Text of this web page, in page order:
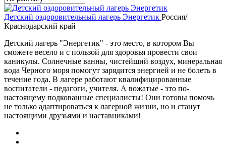
Детский оздоровительный лагерь Энергетик Россия/
Краснодарский край
Детский лагерь "Энергетик" - это место, в котором Вы
сможете весело и с пользой для здоровья провести свои
каникулы. Солнечные ванны, чистейший воздух, минеральная
вода Черного моря помогут зарядится энергией и не болеть в
течение года. В лагере работают квалифицированные
воспитатели - педагоги, учителя. А вожатые - это по-
настоящему подкованные специалисты! Они готовы помочь
не только адаптироваться к лагерной жизни, но и станут
настоящими друзьями и наставниками!